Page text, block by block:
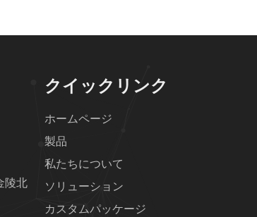
陵北
クイックリンク
ホームページ
製品
私たちについて
ソリューション
カスタムパッケージ